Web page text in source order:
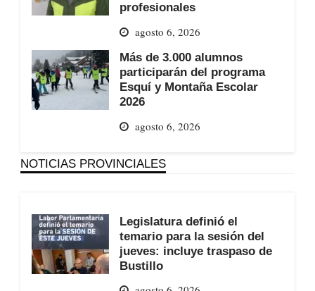
profesionales
agosto 6, 2026
Más de 3.000 alumnos
participarán del programa
Esquí y Montaña Escolar
2026
agosto 6, 2026
NOTICIAS PROVINCIALES
Legislatura definió el
temario para la sesión del
jueves: incluye traspaso de
Bustillo